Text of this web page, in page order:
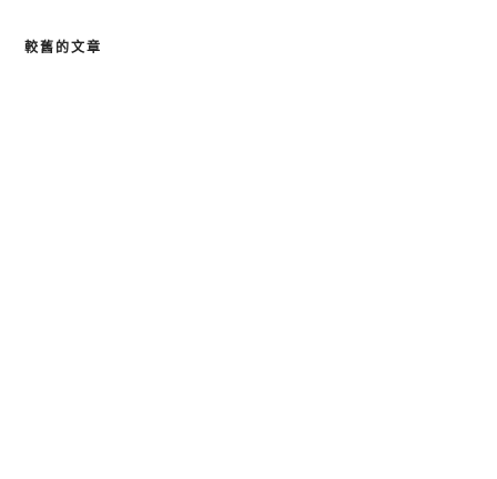
文
較舊的文章